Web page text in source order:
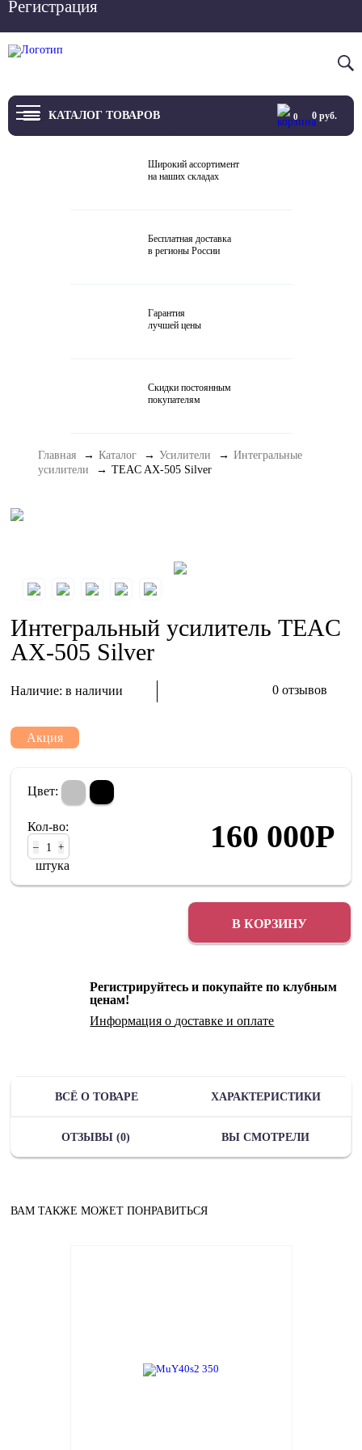
Регистрация
Вход
КАТАЛОГ ТОВАРОВ
Виниловые проигрыватели
Домашние кинотеатры
Портативный Hi-Fi
0 0руб.
Широкий ассортимент
на наших складах
Бесплатная доставка
в регионы России
Гарантия
лучшей цены
Скидки постоянным
покупателям
Главная Каталог Усилители
Интегральные
усилители
TEAC AX-505 Silver
Интегральный усилитель TEAC
AX-505 Silver
Наличие:в наличии 0 отзывов
Акция
Цвет:
Кол-во:
– +
штука
160 000Р
В КОРЗИНУ
Регистрируйтесь и покупайте по клубным
ценам!
Информация о доставке иоплате
ВСЁ О ТОВАРЕ ХАРАКТЕРИСТИКИ
ОТЗЫВЫ (0) ВЫ СМОТРЕЛИ
ВАМ ТАКЖЕ МОЖЕТ ПОНРАВИТЬСЯ